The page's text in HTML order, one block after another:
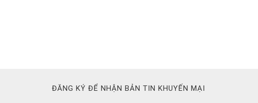
ĐĂNG KÝ ĐỂ NHẬN BẢN TIN KHUYẾN MẠI